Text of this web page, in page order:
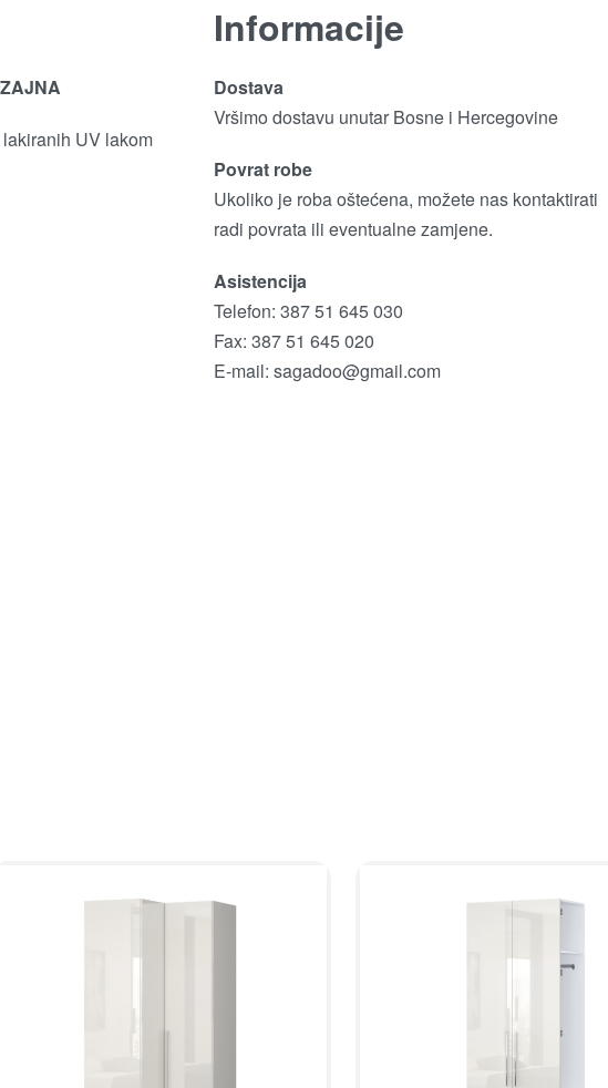
UV lakom
Informacije
Dostava
Vršimo dostavu unutar Bosne i Hercegovine
Povrat robe
Ukoliko je roba oštećena, možete nas kontaktirati
radi povrata ili eventualne zamjene.
Asistencija
Telefon: 387 51 645 030
Fax: 387 51 645 020
E-mail: sagadoo@gmail.com